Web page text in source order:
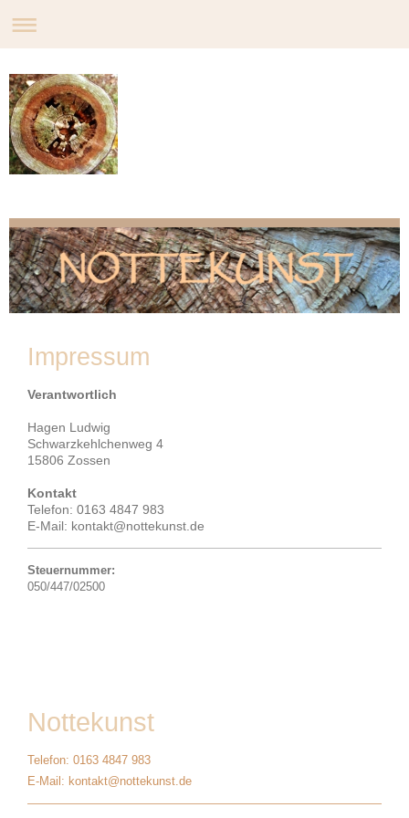
Impressum
Verantwortlich
Hagen Ludwig
Schwarzkehlchenweg 4
15806 Zossen
Kontakt
Telefon: 0163 4847 983
E-Mail: kontakt@nottekunst.de
Steuernummer:
050/447/02500
Nottekunst
Telefon: 0163 4847 983
E-Mail: kontakt@nottekunst.de